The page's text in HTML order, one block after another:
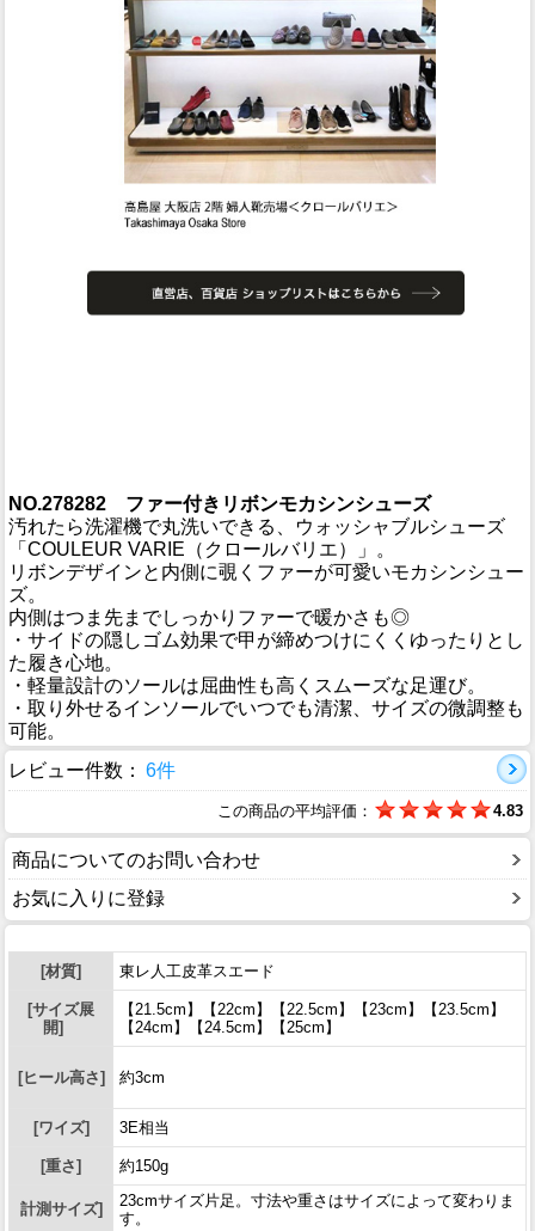
NO.278282 ファー付きリボンモカシンシューズ
汚れたら洗濯機で丸洗いできる、ウォッシャブルシューズ
「COULEUR VARIE（クロールバリエ）」。
リボンデザインと内側に覗くファーが可愛いモカシンシュー
ズ。
内側はつま先までしっかりファーで暖かさも◎
・サイドの隠しゴム効果で甲が締めつけにくくゆったりとし
た履き心地。
・軽量設計のソールは屈曲性も高くスムーズな足運び。
・取り外せるインソールでいつでも清潔、サイズの微調整も
可能。
レビュー件数： 6件
この商品の平均評価： 4.83
商品についてのお問い合わせ
お気に入りに登録
[材質] 東レ人工皮革スエード
[サイズ展
開]
【21.5cm】【22cm】【22.5cm】【23cm】【23.5cm】
【24cm】【24.5cm】【25cm】
[ヒール高さ] 約3cm
[ワイズ] 3E相当
[重さ] 約150g
計測サイズ]
23cmサイズ片足。寸法や重さはサイズによって変わりま
す。